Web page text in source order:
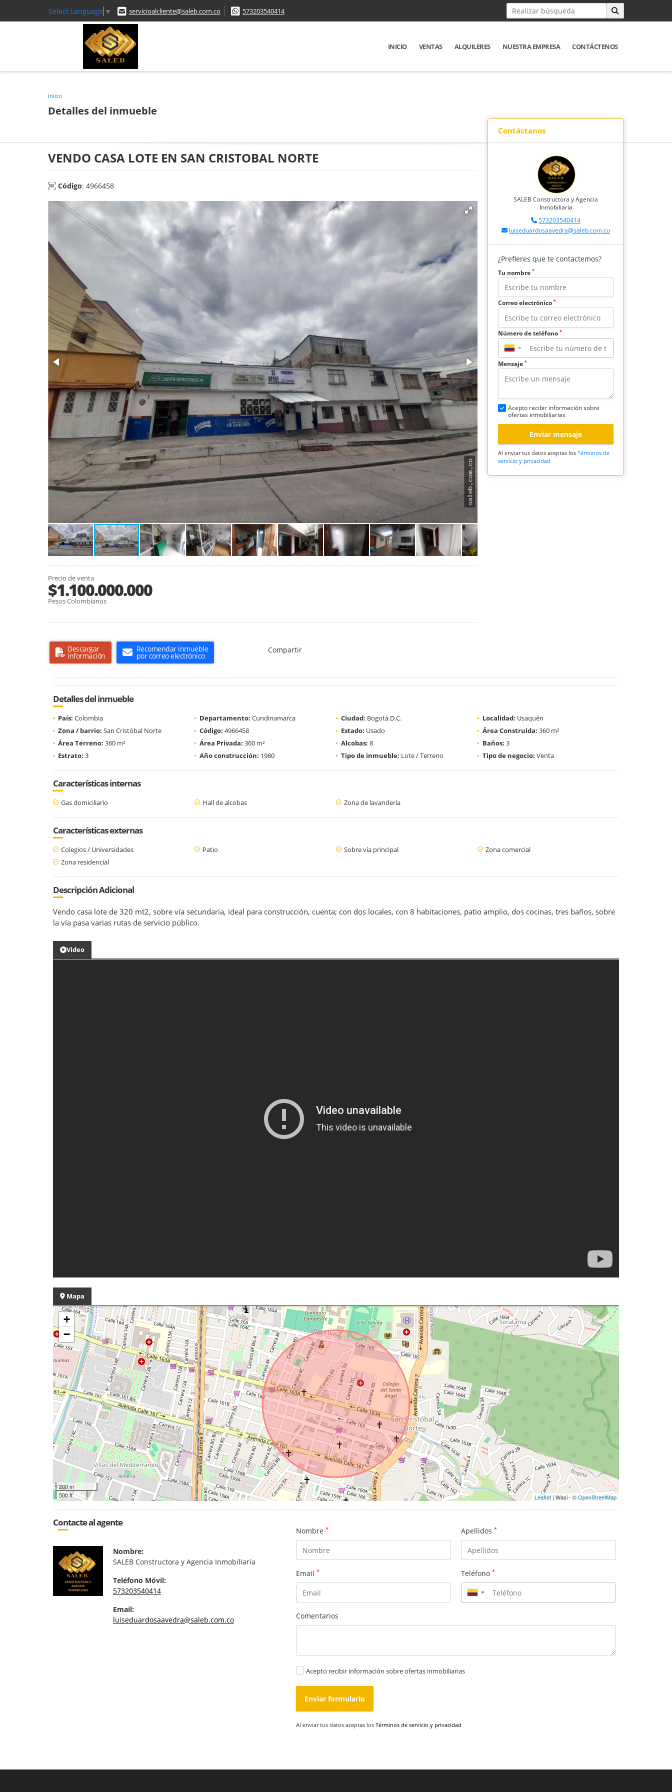
Select Language ▼ servicioalcliente@saleb.com.co 573203540414
INICIO VENTAS ALQUILERES NUESTRA EMPRESA CONTÁCTENOS
Inicio
Detalles del inmueble
VENDO CASA LOTE EN SAN CRISTOBAL NORTE
Código: 4966458
Precio de venta
$1.100.000.000
Pesos Colombianos
Descargar
información
Recomendar inmueble
por correo electrónico
Compartir
Contáctanos
SALEB Constructora y Agencia
Inmobiliaria
573203540414
luiseduardosaavedra@saleb.com.co
¿Prefieres que te contactemos?
Tu nombre *
Correo electrónico *
Número de teléfono *
▼
Mensaje *
Acepto recibir información sobre
ofertas inmobiliarias
Enviar mensaje
Al enviar tus datos aceptas los Términos de
servicio y privacidad
Detalles del inmueble
País: Colombia Departamento: Cundinamarca Ciudad: Bogotá D.C. Localidad: Usaquén
Zona / barrio: San Cristóbal Norte Código: 4966458 Estado: Usado Área Construida: 360 m²
Área Terreno: 360 m² Área Privada: 360 m² Alcobas: 8 Baños: 3
Estrato: 3 Año construcción: 1980 Tipo de inmueble: Lote / Terreno Tipo de negocio: Venta
Características internas
Gas domiciliario Hall de alcobas Zona de lavandería
Características externas
Colegios / Universidades Patio Sobre vía principal
Zona comercial
Zona residencial
Descripción Adicional
Vendo casa lote de 320 mt2, sobre vía secundaria, ideal para construcción, cuenta; con dos locales, con 8 habitaciones, patio amplio, dos cocinas, tres baños, sobre
la vía pasa varias rutas de servicio público.
Video
Mapa
+
−
200 m
500 ft
Leaflet | Wasi - ©OpenStreetMap
Contacte al agente
Nombre:
SALEB Constructora y Agencia Inmobiliaria
Teléfono Móvil:
573203540414
Email:
luiseduardosaavedra@saleb.com.co
Nombre * Apellidos *
Email * Teléfono *
▼
Comentarios
Acepto recibir información sobre ofertas inmobiliarias
Enviar formulario
Al enviar tus datos aceptas los Términos de servicio y privacidad